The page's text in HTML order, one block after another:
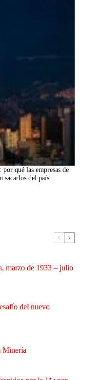
qué las empresas de
sacarlos del país
marzo de 1933 – julio
del nuevo
Minería